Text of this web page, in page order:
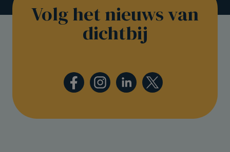
Volg het nieuws van
dichtbij